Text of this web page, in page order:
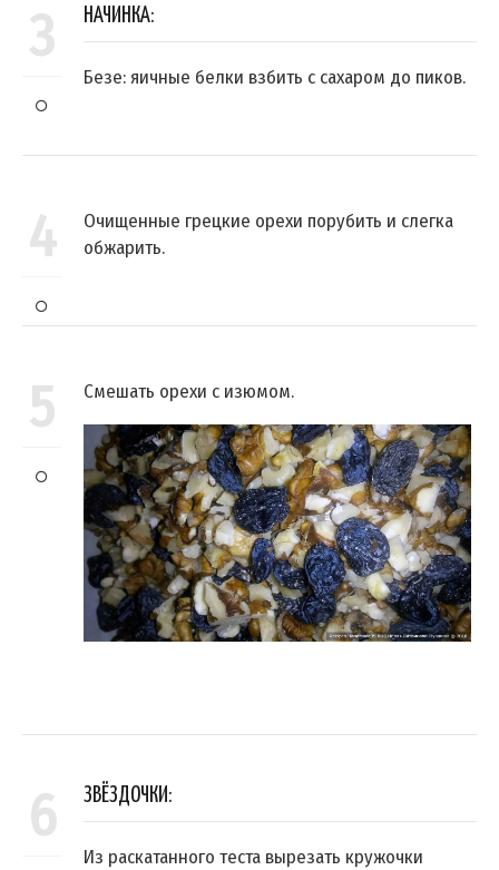
3 НАЧИНКА:
Безе: яичные белки взбить с сахаром до пиков.
4
Очищенные грецкие орехи порубить и слегка
обжарить.
5 Смешать орехи с изюмом.
6 ЗВЁЗДОЧКИ:
Из раскатанного теста вырезать кружочки